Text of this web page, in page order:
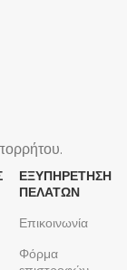
ΕΞΥΠΗΡΕΤΗΣΗ
ΠΕΛΑΤΩΝ
Επικοινωνία
Φόρμα